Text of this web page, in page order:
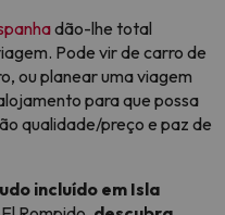
dão-lhe total
Pode vir de carro de
ou planear uma viagem
para que possa
qualidade/preço e paz de
incluído em Isla